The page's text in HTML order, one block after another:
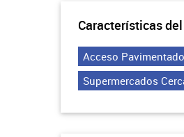
Características
Acceso Pavimentado
Supermercados